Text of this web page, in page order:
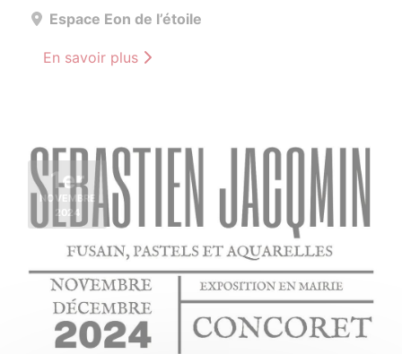
Espace Eon de l’étoile
En savoir plus
1er
NOVEMBRE
2024